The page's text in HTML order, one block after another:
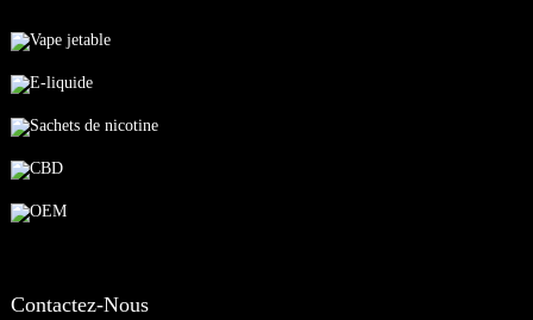
Vape jetable
E-liquide
Sachets de nicotine
CBD
OEM
Contactez-Nous